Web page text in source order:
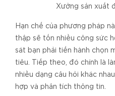
Xưởng sản xuất
Hạn chế của phương pháp
thập sẽ tốn nhiều công sức
sát bạn phải tiến hành chọn
tiêu. Tiếp theo, đó chính là
nhiều dạng câu hỏi khác
hợp và phân tích thông tin.